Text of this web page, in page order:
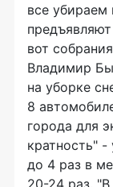
все убираем
вот
Владимир
на уборке
8
города для
кратность"
до 4 раз в